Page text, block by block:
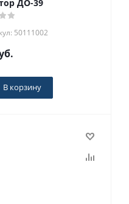
ДО-39
50111002
В корзину